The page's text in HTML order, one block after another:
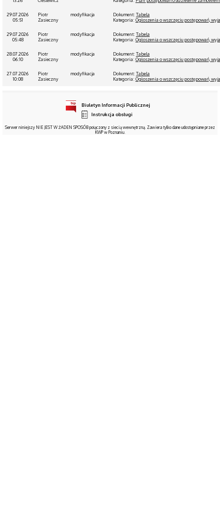
29.07.2026
05:51
Piotr
Zasieczny
modyfikacja Dokument: Tabela
Kategoria: Ogłoszenia o wszczęciu postępowań,
29.07.2026
05:48
Piotr
Zasieczny
modyfikacja Dokument: Tabela
Kategoria: Ogłoszenia o wszczęciu postępowań,
28.07.2026
06:10
Piotr
Zasieczny
modyfikacja Dokument: Tabela
Kategoria: Ogłoszenia o wszczęciu postępowań,
27.07.2026
10:08
Piotr
Zasieczny
modyfikacja Dokument: Tabela
Kategoria: Ogłoszenia o wszczęciu postępowań,
Biuletyn Informacji Publicznej
Instrukcja obsługi
Serwer niniejszy NIE JEST W ŻADEN SPOSÓB połączony z siecią wewnętrzną. Zawiera tylko dane udostępniane przez
KWP w Poznaniu.